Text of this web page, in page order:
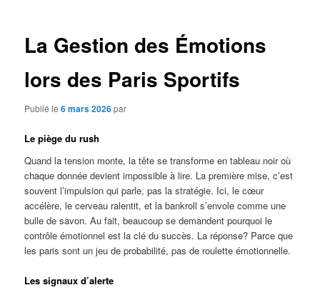
La Gestion des Émotions
lors des Paris Sportifs
Publié le6 mars 2026par
Le piège du rush
Quand la tension monte, la tête se transforme en tableau noir où
chaque donnée devient impossible à lire. La première mise, c’est
souvent l’impulsion qui parle, pas la stratégie. Ici, le cœur
accélère, le cerveau ralentit, et la bankroll s’envole comme une
bulle de savon. Au fait, beaucoup se demandent pourquoi le
contrôle émotionnel est la clé du succès. La réponse? Parce que
les paris sont un jeu de probabilité, pas de roulette émotionnelle.
Les signaux d’alerte